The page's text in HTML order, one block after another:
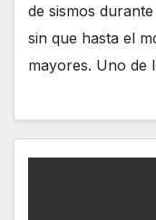
de sismos
sin que hasta el
mayores. Uno de